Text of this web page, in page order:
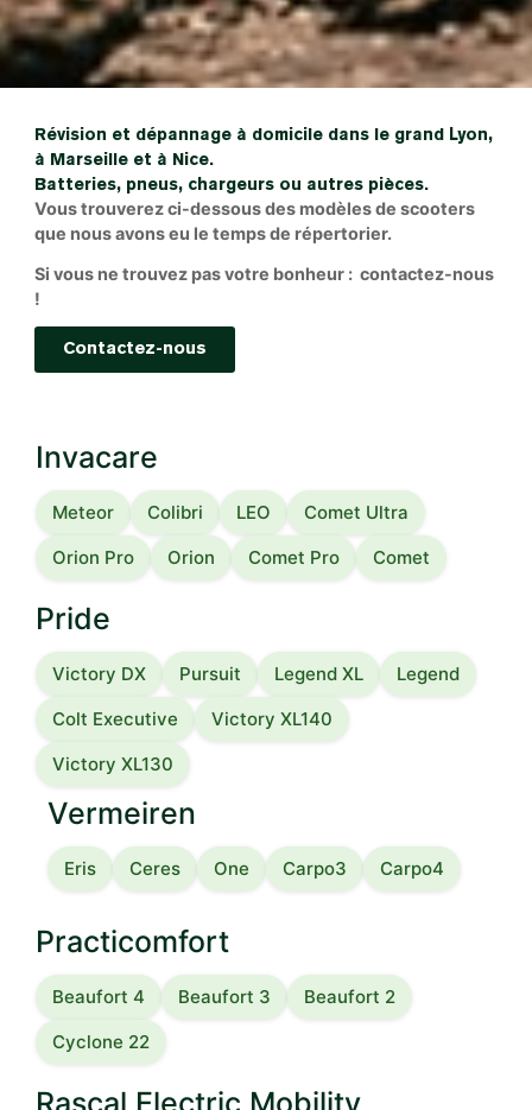
Révision et dépannage à domicile dans le grand Lyon,
à Marseille et à Nice.
Batteries, pneus, chargeurs ou autres pièces.
Vous trouverez ci-dessous des modèles de scooters
que nous avons eu le temps de répertorier.
Si vous ne trouvez pas votre bonheur : contactez-nous
!
Contactez-nous
Invacare
Meteor Colibri LEO
Comet Ultra
Orion Pro
Orion Comet Pro Comet
Pride
Victory DX Pursuit Legend XL
Legend
Colt Executive
Victory XL140
Victory XL130
Vermeiren
Eris Ceres One Carpo3 Carpo4
Practicomfort
Beaufort 4 Beaufort 3
Beaufort 2
Cyclone 22